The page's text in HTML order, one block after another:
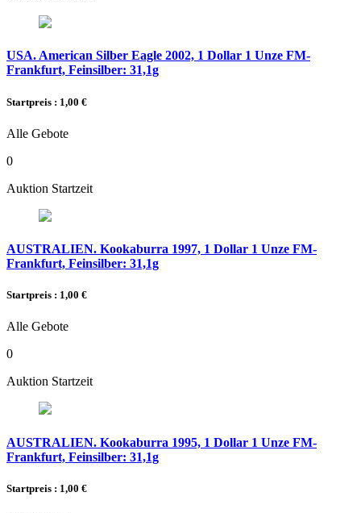
USA. American Silber Eagle 2002, 1 Dollar 1 Unze FM-
Frankfurt, Feinsilber: 31,1g
Startpreis : 1,00 €
Alle Gebote
0
Auktion Startzeit
AUSTRALIEN. Kookaburra 1997, 1 Dollar 1 Unze FM-
Frankfurt, Feinsilber: 31,1g
Startpreis : 1,00 €
Alle Gebote
0
Auktion Startzeit
AUSTRALIEN. Kookaburra 1995, 1 Dollar 1 Unze FM-
Frankfurt, Feinsilber: 31,1g
Startpreis : 1,00 €